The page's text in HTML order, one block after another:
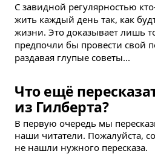
С завидной регулярностью
жить каждый день так, как
жизни. Это доказывает лишь
предпочли бы провести свой
раздавая глупые советы...
Что ещё
из Гилберта?
В первую очередь мы
наши читатели. Пожалуйста,
не нашли нужного пересказа.